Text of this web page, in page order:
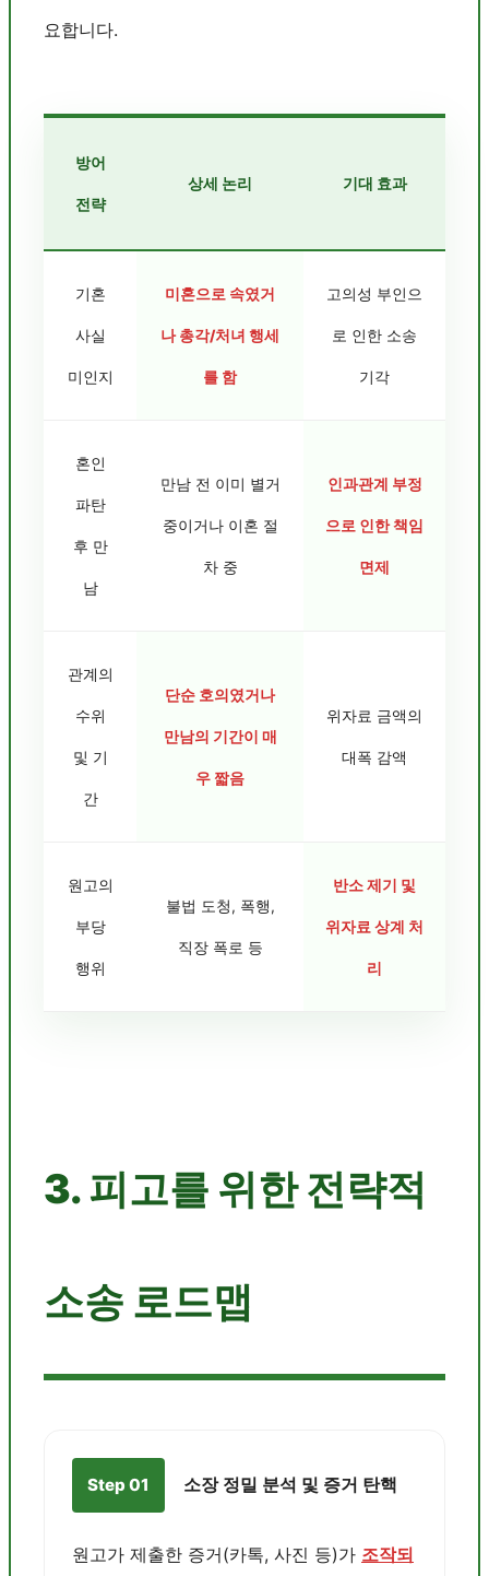
요합니다.
방어
전략
상세 논리 기대 효과
기혼
사실
미인지
미혼으로 속였거
나 총각/처녀 행세
를 함
고의성 부인으
로 인한 소송
기각
혼인
파탄
후 만
남
만남 전 이미 별거
중이거나 이혼 절
차 중
인과관계 부정
으로 인한 책임
면제
관계의
수위
및 기
간
단순 호의였거나
만남의 기간이 매
우 짧음
위자료 금액의
대폭 감액
원고의
부당
행위
불법 도청, 폭행,
직장 폭로 등
반소 제기 및
위자료 상계 처
리
3. 피고를 위한 전략적
소송 로드맵
Step 01 소장 정밀 분석 및 증거 탄핵
원고가 제출한 증거(카톡, 사진 등)가 조작되